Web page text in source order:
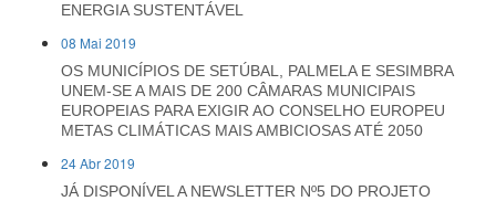
ENERGIA SUSTENTÁVEL
08 Mai 2019
OS MUNICÍPIOS DE SETÚBAL, PALMELA E SESIMBRA
UNEM-SE A MAIS DE 200 CÂMARAS MUNICIPAIS
EUROPEIAS PARA EXIGIR AO CONSELHO EUROPEU
METAS CLIMÁTICAS MAIS AMBICIOSAS ATÉ 2050
24 Abr 2019
JÁ DISPONÍVEL A NEWSLETTER Nº5 DO PROJETO